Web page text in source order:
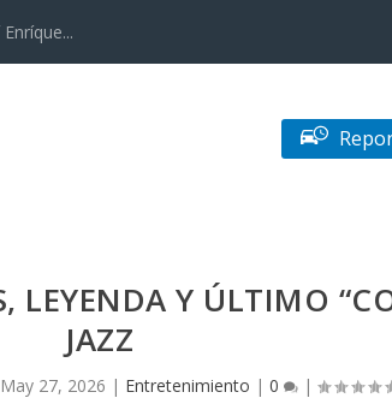
LEYENDA Y ÚLTIMO
JAZZ
May 27, 2026 | Entretenimiento |0 |